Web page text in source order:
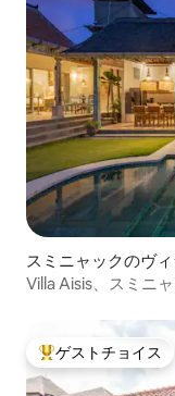
スミニャックのヴィ
Villa Aisis、スミニ
大好評のゲストチ
ゲストチョイス